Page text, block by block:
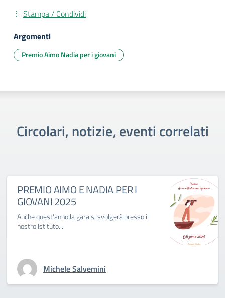
Stampa / Condividi
Argomenti
Premio Aimo Nadia per i giovani
Circolari, notizie, eventi correlati
PREMIO AIMO E NADIA PER I
GIOVANI 2025
Anche quest'anno la gara si svolgerà presso il
nostro Istituto...
Michele Salvemini